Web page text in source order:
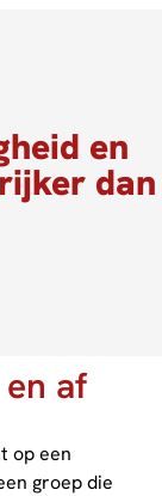
en
dan
af
op een
groep die